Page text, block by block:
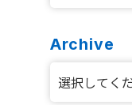
Archive